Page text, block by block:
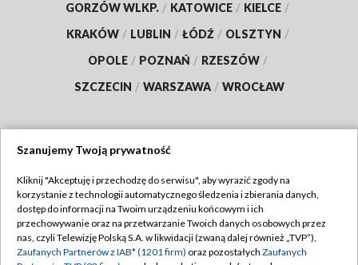
GORZÓW WLKP. / KATOWICE / KIELCE /
KRAKÓW / LUBLIN / ŁÓDŹ / OLSZTYN /
OPOLE / POZNAŃ / RZESZÓW /
SZCZECIN / WARSZAWA / WROCŁAW
TVP
Abonament TVP
Emisja w TVP
Regulamin TVP
Polityka prywatności
Szanujemy Twoją prywatność
Kliknij "Akceptuję i przechodzę do serwisu", aby wyrazić zgody na
korzystanie z technologii automatycznego śledzenia i zbierania danych,
dostęp do informacji na Twoim urządzeniu końcowym i ich
przechowywanie oraz na przetwarzanie Twoich danych osobowych przez
nas, czyli Telewizję Polską S.A. w likwidacji (zwaną dalej również „TVP”),
Zaufanych Partnerów z IAB* (1201 firm) oraz pozostałych Zaufanych